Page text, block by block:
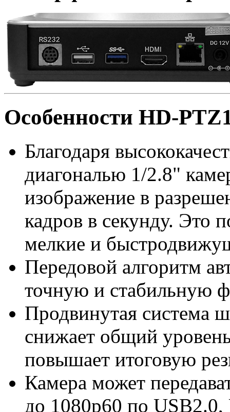
Особенности HD-
Благодаря
диагональю 1/2.8"
изображение в
кадров в секунду. Это
мелкие и
Передовой алгоритм
точную и стабильную
Продвинутая система
снижает общий
повышает итоговую
Камера может
до 1080p60 по